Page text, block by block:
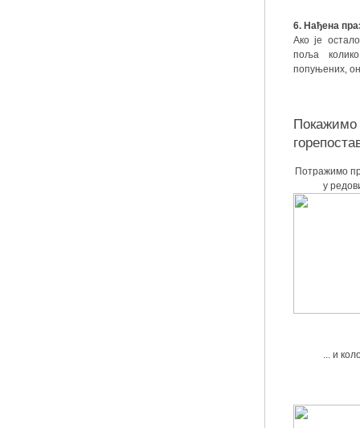
6. Нађена
Ако је
поља
попуњених,
Потражимо
у
... и